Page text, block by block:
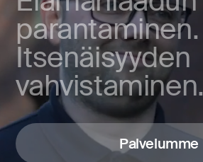
parantaminen.
Itsenäisyyden
vahvistaminen.
Palvelumme